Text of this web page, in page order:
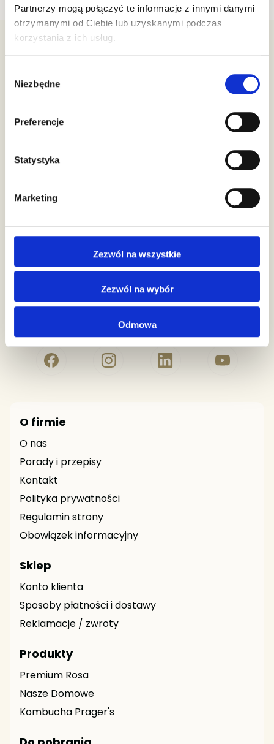
Partnerzy mogą połączyć te informacje z innymi danymi
otrzymanymi od Ciebie lub uzyskanymi podczas
korzystania z ich usług.
zgody
Niezbędne
Preferencje
Statystyka
Marketing
Zezwól na wszystkie
Zezwól na wybór
Odmowa
ul. Św. Andrzeja Boboli 20
biuro@premiumrosa.eu
94 1140 1010 0000 3042 4400 1001
ZAOBSERWUJ NAS!
O firmie
O nas
Porady i przepisy
Kontakt
Polityka prywatności
Regulamin strony
Obowiązek informacyjny
Sklep
Konto klienta
Sposoby płatności i dostawy
Reklamacje / zwroty
Produkty
Premium Rosa
Nasze Domowe
Kombucha Prager's